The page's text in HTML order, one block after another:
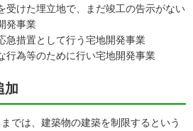
受けた埋立地で、まだ竣工の告示がない
発事業
急措置として行う宅地開発事業
行為等のために行い宅地開発事業
加
では、建築物の建築を制限するという